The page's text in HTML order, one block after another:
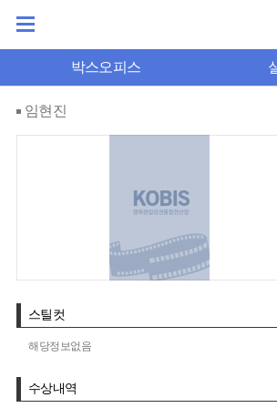
박스오피스
임현진
스틸컷
해당정보없음
수상내역